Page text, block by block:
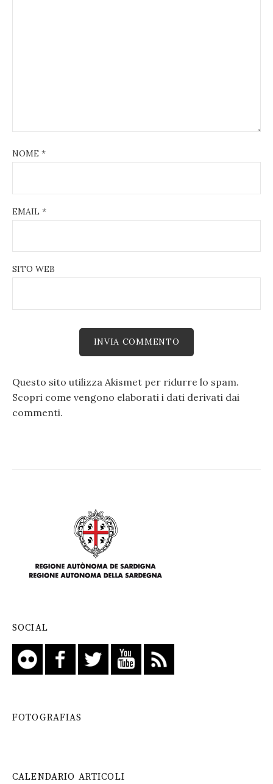
NOME *
EMAIL *
SITO WEB
Questo sito utilizza Akismet per ridurre lo spam.
Scopri come vengono elaborati i dati derivati dai
commenti.
SOCIAL
FOTOGRAFIAS
CALENDARIO ARTICOLI